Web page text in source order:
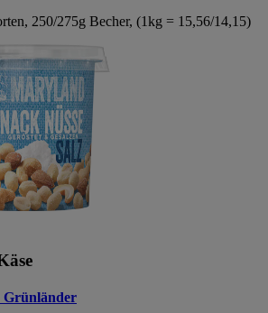
250/275g Becher, (1kg = 15,56/14,15)
Grünländer